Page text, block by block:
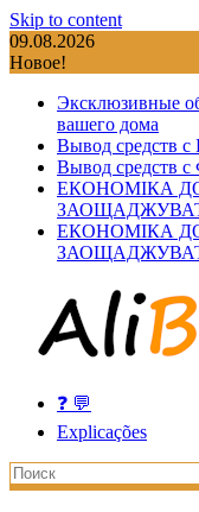
Skip to content
09.08.2026
Новое!
Эксклюзивные
вашего дома
Вывод средств с
Вывод средств
ЕКОНОМІКА
ЕКОНОМІКА
❓ 💬
Explicações